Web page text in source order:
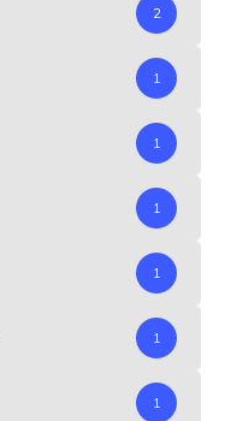
2
1
1
1
1
1
1